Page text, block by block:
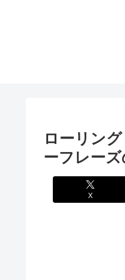
ローリン
ーフレーズ
X